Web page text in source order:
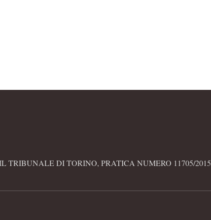
TRIBUNALE DI TORINO, PRATICA NUMERO 11705/2015